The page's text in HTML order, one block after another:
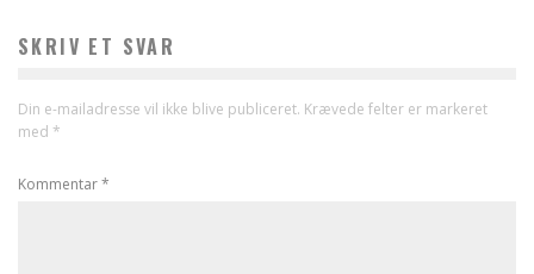
SKRIV ET SVAR
Din e-mailadresse vil ikke blive publiceret. Krævede felter er markeret
med *
Kommentar*